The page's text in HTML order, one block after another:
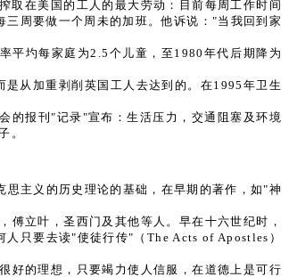
取在美国的工人的最大劳动：目前每周工作时间
周要做一个周未的加班。他诉说："当我回到家
平圴每家庭为2.5个儿童，至1980年代后期降为
从加重剥削英国工人去达到的。在1995年卫生
的报刊"记录"宣布：生活压力，交通阻塞及环境
。
思主义的历史理论的基础，在早期的著作，如"神
立叶，圣西门及其他等人。早在十六世纪时，
只要去读"使徒行传"（The Acts of Apostles）
好的理想，只要竭力使人信服，在道德上是可行